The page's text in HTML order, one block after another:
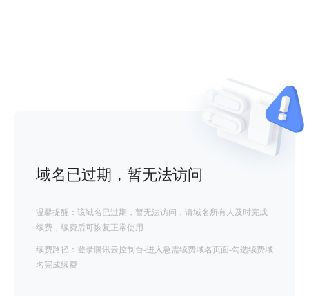
域名已过期，暂无法访问
温馨提醒：该域名已过期，暂无法访问，请域名所有人及时完成
续费，续费后可恢复正常使用
续费路径：登录腾讯云控制台-进入急需续费域名页面-勾选续费域
名完成续费